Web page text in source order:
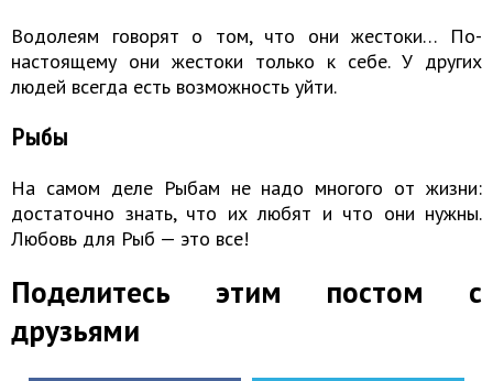
Водолеям говорят о том, что они жестоки… По-
настоящему они жестоки только к себе. У других
людей всегда есть возможность уйти.
Рыбы
На самом деле Рыбам не надо многого от жизни:
достаточно знать, что их любят и что они нужны.
Любовь для Рыб — это все!
Поделитесь этим постом с
друзьями